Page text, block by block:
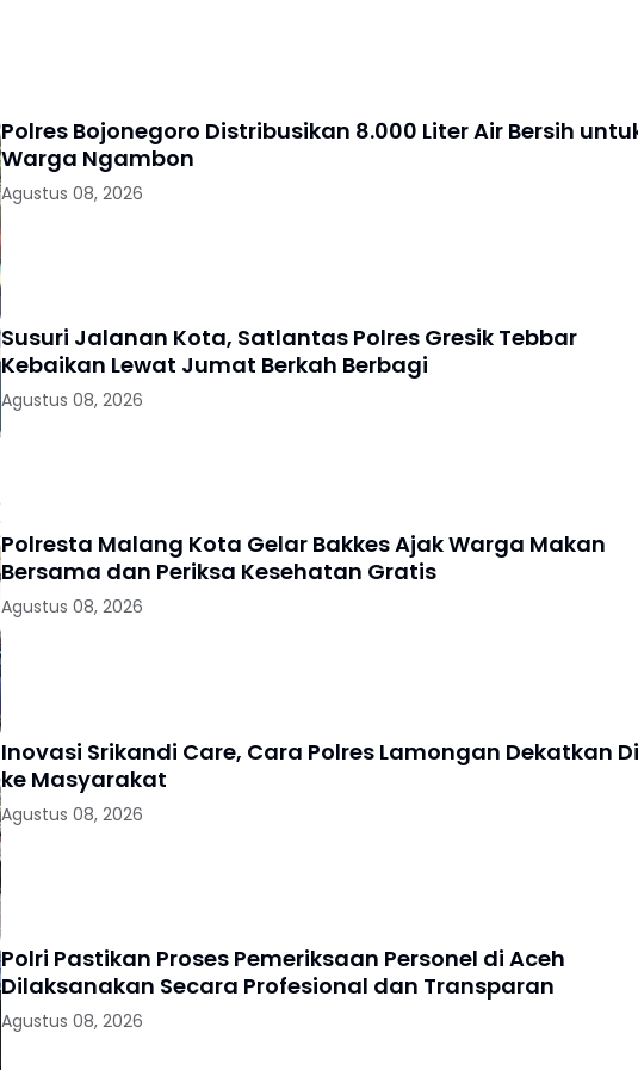
Polres Bojonegoro Distribusikan 8.000 Liter Air Bersih
Warga Ngambon
Agustus 08, 2026
Susuri Jalanan Kota, Satlantas Polres Gresik Tebbar
Kebaikan Lewat Jumat Berkah Berbagi
Agustus 08, 2026
Polresta Malang Kota Gelar Bakkes Ajak Warga Makan
Bersama dan Periksa Kesehatan Gratis
Agustus 08, 2026
Inovasi Srikandi Care, Cara Polres Lamongan Dekatkan
ke Masyarakat
Agustus 08, 2026
Polri Pastikan Proses Pemeriksaan Personel di Aceh
Dilaksanakan Secara Profesional dan Transparan
Agustus 08, 2026